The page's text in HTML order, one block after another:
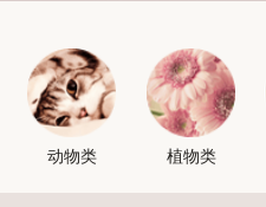
动物类 植物类